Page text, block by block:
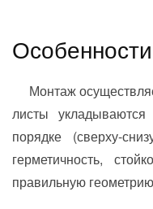
Монтаж
листы
порядке (сверху-
герметичность,
правильную